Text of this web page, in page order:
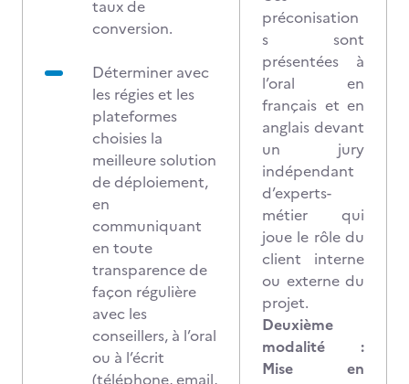
taux de
conversion.
Déterminer avec
les régies et les
plateformes
choisies la
meilleure solution
de déploiement,
en
communiquant
en toute
transparence de
façon régulière
avec les
conseillers, à l’oral
ou à l’écrit
(téléphone, email,
préconisation
s sont
présentées à
l’oral en
français et en
anglais devant
un jury
indépendant
d’experts-
métier qui
joue le rôle du
client interne
ou externe du
projet.
Deuxième
modalité :
Mise en